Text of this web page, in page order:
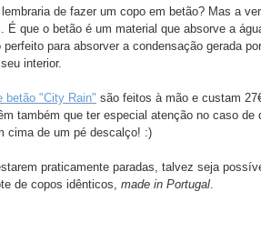
de fazer um copo em betão? Mas a
que o betão é um material que absorve a
para absorver a condensação gerada
interior.
betão "City Rain" são feitos à mão e custam
também que ter especial atenção no caso de
cima de um pé descalço! :)
praticamente paradas, talvez seja
de copos idênticos, made in Portugal.